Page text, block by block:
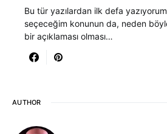
Bu tür yazılardan ilk defa
seçeceğim konunun da, neden böyle
bir açıklaması olması…
AUTHOR